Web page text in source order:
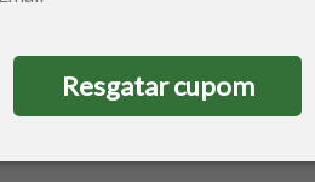
Resgatar cupom
ou R$ 17,95 no Cartão